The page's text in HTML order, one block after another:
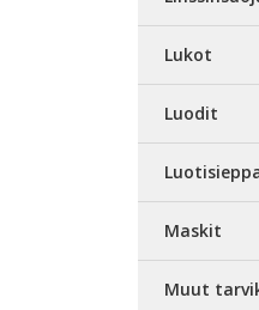
Lukot
Luodit
Maskit
Muut